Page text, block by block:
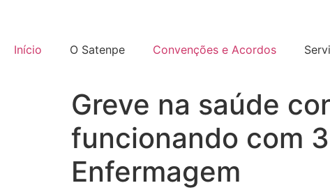
Início O Satenpe Convenções e Acordos
Greve na saúde
funcionando com
Enfermagem